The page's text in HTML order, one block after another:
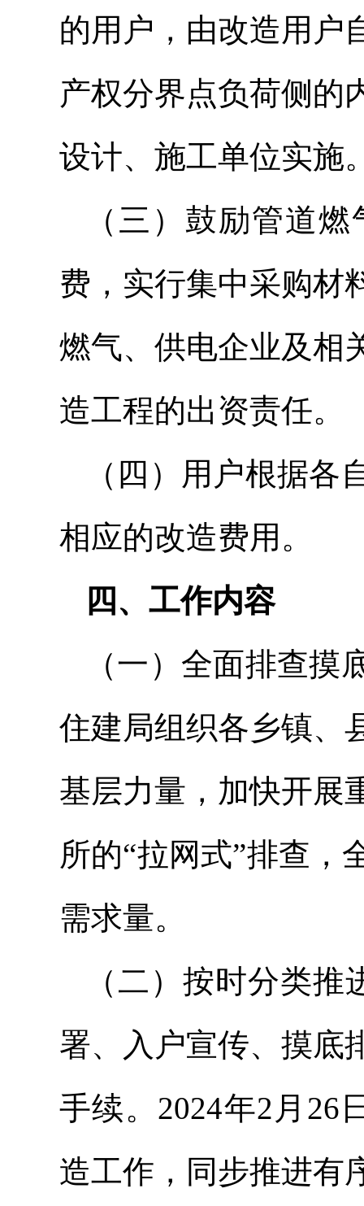
的用户，由改造用户
产权分界点负荷侧的
设计、施工单位实施
（三）鼓励管道
费，实行集中采购材
燃气、供电企业及相
造工程的出资责任。
（四）用户根据
相应的改造费用。
四、工作内容
（一）全面排查
住建局组织各乡镇、
基层力量，加快开展
所的“拉网式”排查，
需求量。
（二）按时分类
署、入户宣传、摸底
手续。2024年2月26
造工作，同步推进有